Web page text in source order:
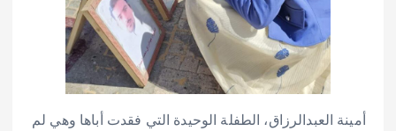
أمينة العبدالرزاق، الطفلة الوحيدة التي فقدت أباها وهي لم